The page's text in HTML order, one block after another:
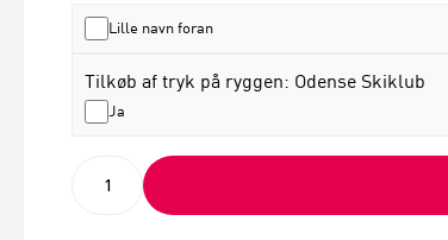
Lille navn foran
Tilkøb af tryk på ryggen: Odense Skiklub
Ja